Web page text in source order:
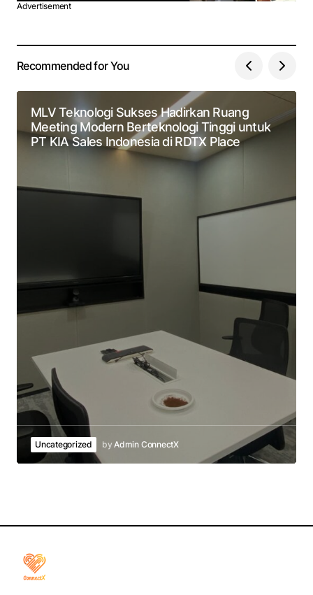
Advertisement
Recommended for You
MLV Teknologi Sukses Hadirkan Ruang
Meeting Modern Berteknologi Tinggi untuk
PT KIA Sales Indonesia di RDTX Place
Uncategorized by Admin ConnectX